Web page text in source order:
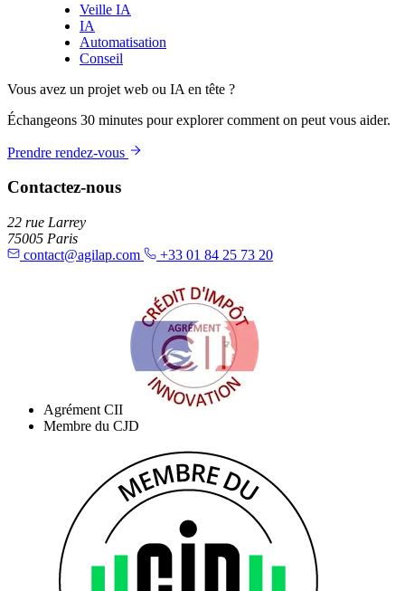
Veille IA
IA
Automatisation
Conseil
Vous avez un projet web ou IA en tête ?
Échangeons 30 minutes pour explorer comment on peut vous aider.
Prendre rendez-vous
Contactez-nous
22 rue Larrey
75005 Paris
contact@agilap.com
+33 01 84 25 73 20
Agrément CII
Membre du CJD